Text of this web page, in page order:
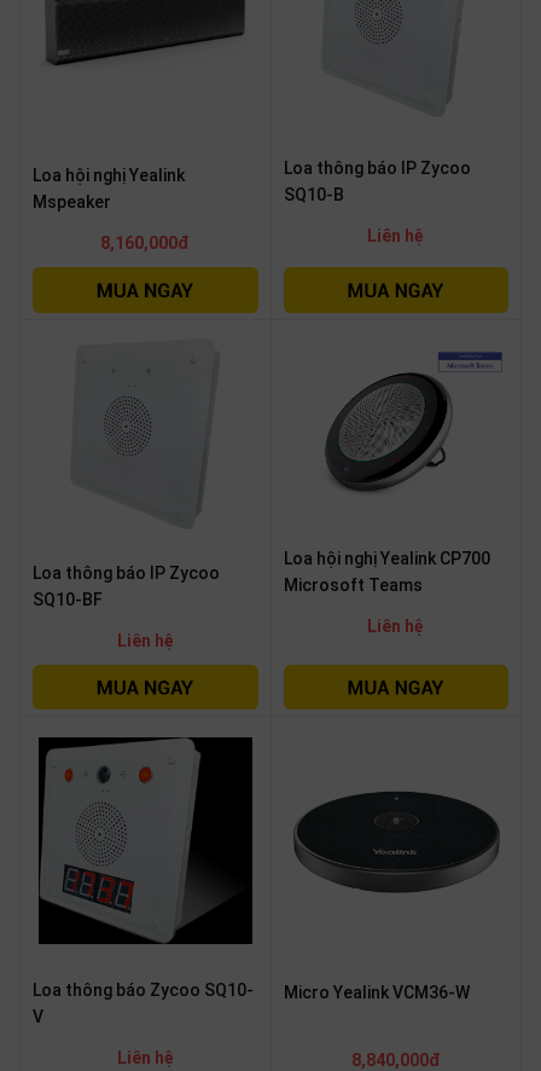
Loa hội nghị Yealink
Mspeaker
8,160,000đ
Loa thông báo IP Zycoo
SQ10-B
Liên hệ
Loa thông báo IP Zycoo
SQ10-BF
Liên hệ
Loa hội nghị Yealink CP700
Microsoft Teams
Liên hệ
Loa thông báo Zycoo SQ10-
V
Liên hệ
Micro Yealink VCM36-W
8,840,000đ